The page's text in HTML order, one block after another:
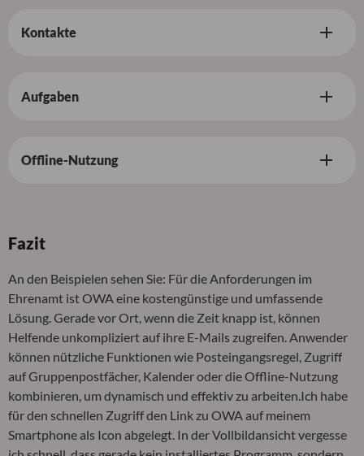
Kontakte
Aufgaben
Offline-Nutzung
Fazit
An den Beispielen sehen Sie: Für die Anforderungen im
Ehrenamt ist OWA eine kostengünstige und umfassende
Lösung. Gerade vor Ort, wenn die Zeit knapp ist, können
Helfende unkompliziert auf ihre E-Mails zugreifen. Anwender
können nützliche Funktionen wie Posteingangsregel, Zugriff
auf Gruppenpostfächer, Kalender oder die Offline-Nutzung
kombinieren, um dynamisch und effektiv zu arbeiten.Ich habe
für den schnellen Zugriff den Link zu OWA auf meinem
Smartphone als Icon abgelegt. In der Vollbildansicht vergesse